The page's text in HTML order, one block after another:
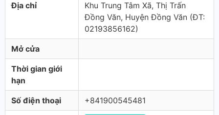
Địa chỉ
Khu Trung Tâm Xã, Thị Trấn
Đồng Văn, Huyện Đồng Văn (ÐT:
02193856162)
Mở cửa
Thời gian giới
hạn
Số điện thoại +841900545481